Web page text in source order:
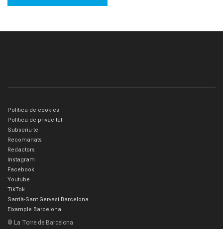
Política de cookies
Política de privacitat
Subscriu-te
Recomanats
Redactors
Instagram
Facebook
Youtube
TikTok
Sarrià-Sant Gervasi Barcelona
Eixample Barcelona
© La Torre de Barcelona